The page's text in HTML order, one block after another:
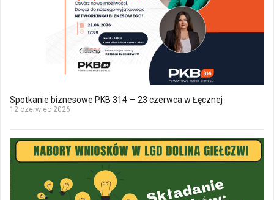
Spotkanie biznesowe PKB 314 — 23 czerwca w Łęcznej
12 czerwiec 2026